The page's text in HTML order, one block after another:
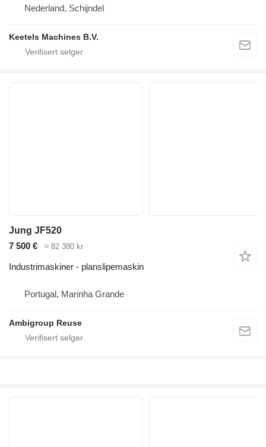
Nederland, Schijndel
Keetels Machines B.V.
Jung JF520
7 500 €
≈ 82 380 kr
Industrimaskiner - planslipemaskin
Portugal, Marinha Grande
Ambigroup Reuse